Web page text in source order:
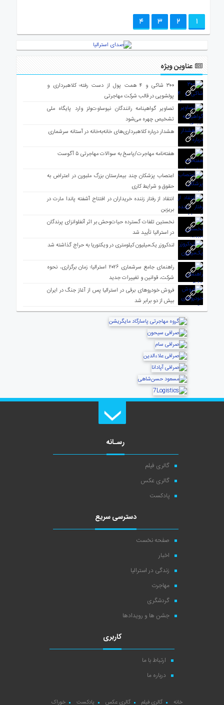
1
2
3
4
عناوین ویژه
۳۰۰ شاکی و ۴ همت پول از دست رفته؛ کلاهبرداری و
پولشویی در قالب شرکت مهاجرتی
تصاویر گواهینامه رانندگان نیوساوت‌ولز وارد پایگاه ملی
تشخیص چهره می‌شود
هشدار درباره کلاهبرداری‌های خانه‌به‌خانه در آستانه سرشماری
هفته‌نامه مهاجرت/پاسخ به سوالات مهاجرتی ۵ آگوست
اعتصاب پزشکان چند بیمارستان بزرگ ملبورن در اعتراض به
حقوق و شرایط کاری
انتقاد از رفتار زننده خریداران در افتتاح آشفته پاندا مارت در
بریزبن
نخستین تلفات گسترده حیات‌وحش بر اثر آنفلوانزای پرندگان
در استرالیا تأیید شد
لندکروزر یک‌میلیون کیلومتری در ویکتوریا به حراج گذاشته شد
راهنمای جامع سرشماری ۲۰۲۶ استرالیا؛ زمان برگزاری، نحوه
شرکت، قوانین و تغییرات جدید
فروش خودروهای برقی در استرالیا پس از آغاز جنگ در ایران
بیش از دو برابر شد
رسـانه
گالری فیلم
گالری عکس
پادکست
دسترسی سریع
صفحه نخست
اخبار
زندگی در استرالیا
مهاجرت
گردشگری
جشن ها و رویدادها
کاربری
ارتباط با ما
درباره ما
خانه گالری فیلم گالری عکس پادکست خوراک